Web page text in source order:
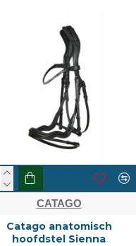
CATAGO
Catago anatomisch
hoofdstel Sienna